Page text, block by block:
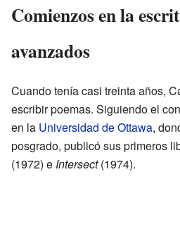
Comienzos en la
avanzados
Cuando tenía casi treinta años,
escribir poemas. Siguiendo el
en la Universidad de Ottawa,
posgrado, publicó sus primeros
(1972) e Intersect(1974).